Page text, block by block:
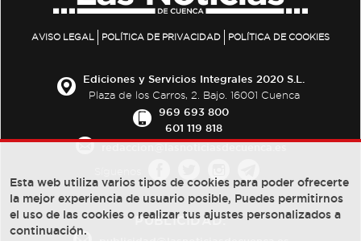
AVISO LEGAL POLÍTICA DE PRIVACIDAD POLÍTICA DE COOKIES
Ediciones y Servicios Integrales 2020 S.L.
Plaza de los Carros, 2. Bajo. 16001 Cuenca
969 693 800
601 119 818
PUBLICIDAD:
Esta web utiliza varios tipos de cookies para poder ofrecerte
la mejor experiencia de usuario posible, Puedes permitirnos
el uso de las cookies o realizar tus ajustes personalizados a
continuación.